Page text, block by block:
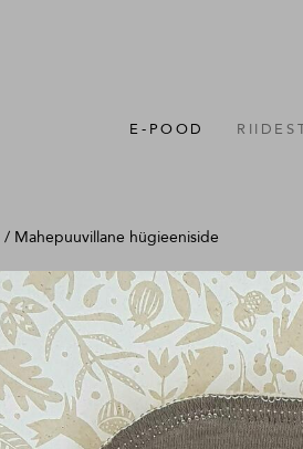
E-POOD
/ Mahepuuvillane hügieeniside